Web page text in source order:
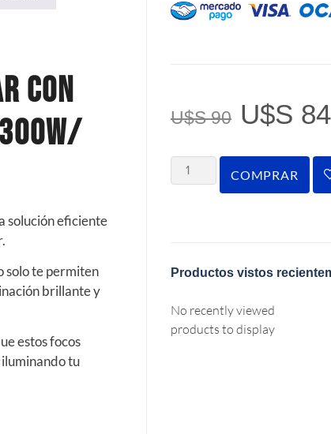
Con
solución eficiente
solo te permiten
brillante y
estos focos
tu
U$S90 U$S 84
COMPRAR
Productos vistos
No recently viewed
products to display